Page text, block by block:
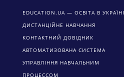
EDUCATION.UA — ОСВІТА В УКРАЇНІ
ДИСТАНЦІЙНЕ НАВЧАННЯ
КОНТАКТНИЙ ДОВІДНИК
АВТОМАТИЗОВАНА СИСТЕМА
УПРАВЛІННЯ НАВЧАЛЬНИМ
ПРОЦЕССОМ